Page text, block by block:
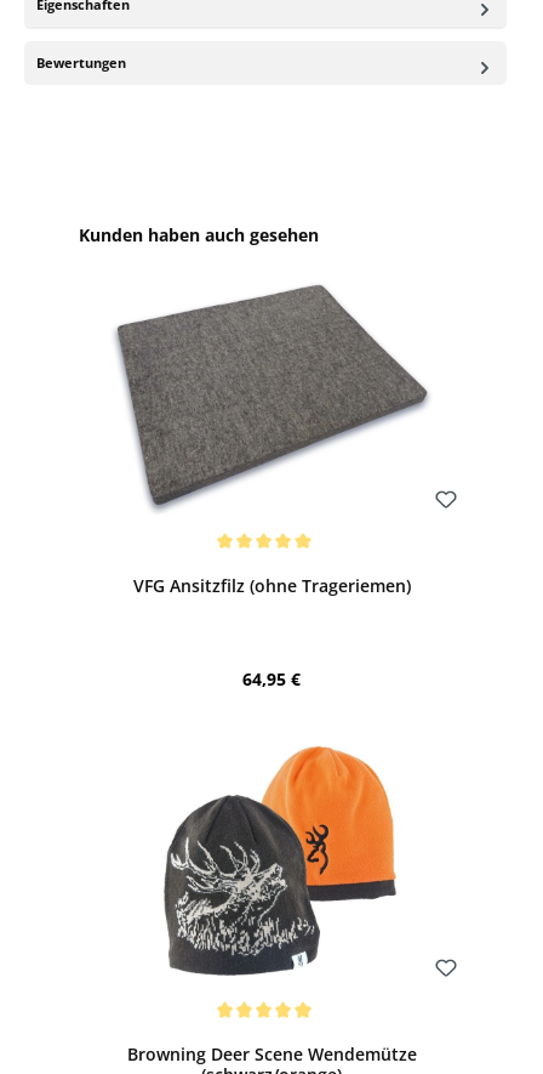
Eigenschaften
Bewertungen
Produktgalerie überspringen
Kunden haben auch gesehen
VFG Ansitzfilz (ohne Trageriemen)
Regulärer Preis:
64,95 €
Browning Deer Scene Wendemütze